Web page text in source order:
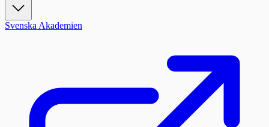
Svenska Akademien